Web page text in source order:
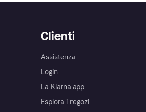
Clienti
Assistenza
Login
La Klarna app
Esplora i negozi